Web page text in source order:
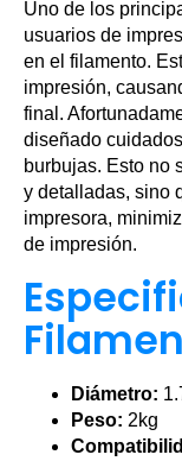
Uno de los
usuarios de
en el filamento.
impresión,
final.
diseñado
burbujas. Esto no
y detalladas, sino
impresora,
de impresión.
Diámetro:
Peso: 2kg